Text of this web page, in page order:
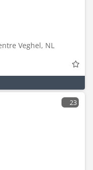
Veghel, NL
23